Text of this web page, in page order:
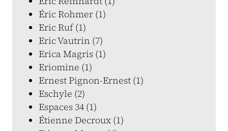
Éric Rohmer (1)
Eric Ruf (1)
Eric Vautrin (7)
Erica Magris (1)
Eriomine (1)
Ernest Pignon-Ernest (1)
Eschyle (2)
Espaces 34 (1)
Étienne Decroux (1)